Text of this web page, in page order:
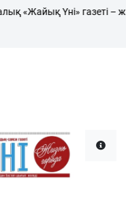
(Фрунзе)
«Жайық Үні» газеті –